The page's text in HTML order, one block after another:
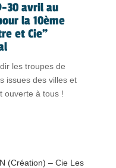
30 avril au
la 10ème
et Cie”
les troupes de
issues des villes et
ouverte à tous !
(Création) – Cie Les